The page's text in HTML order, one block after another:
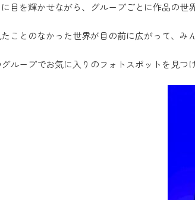
目を輝かせながら、グループごとに作品の世
ことのなかった世界が目の前に広がって、み
ループでお気に入りのフォトスポットを見つ